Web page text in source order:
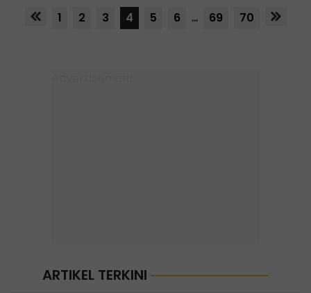
1 2 3 4 5 6 ... 69 70
ARTIKEL TERKINI